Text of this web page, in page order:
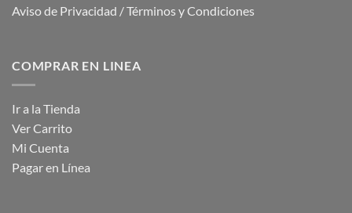
Aviso de Privacidad / Términos y Condiciones
COMPRAR EN LINEA
Ir a la Tienda
Ver Carrito
Mi Cuenta
Pagar en Línea